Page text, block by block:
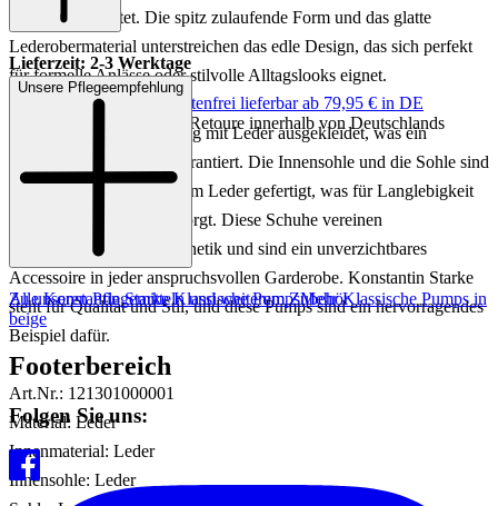
als auch Stil bietet. Die spitz zulaufende Form und das glatte
Lederobermaterial unterstreichen das edle Design, das sich perfekt
für formelle Anlässe oder stilvolle Alltagslooks eignet.
Die Pumps sind vollständig mit Leder ausgekleidet, was ein
luxuriöses Tragegefühl garantiert. Die Innensohle und die Sohle sind
ebenfalls aus hochwertigem Leder gefertigt, was für Langlebigkeit
und optimalen Komfort sorgt. Diese Schuhe vereinen
Handwerkskunst und Ästhetik und sind ein unverzichtbares
Accessoire in jeder anspruchsvollen Garderobe. Konstantin Starke
steht für Qualität und Stil, und diese Pumps sind ein hervorragendes
Beispiel dafür.
Art.Nr.: 121301000001
Material: Leder
Innenmaterial: Leder
Innensohle: Leder
Lieferzeit: 2-3 Werktage
Keine Versandkosten:
kostenfrei lieferbar ab 79,95 € in DE
Einfache und Kostenlose Retoure innerhalb von Deutschlands
Unsere Pflegeempfehlung
Zu unseren Pflegemitteln und weiterem Zubehör
Alle Konstantin Starke Klassische PumpsMehr Klassische Pumps in
beige
Footerbereich
Folgen Sie uns: